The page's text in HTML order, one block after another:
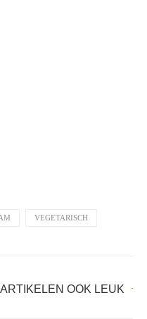
VEGETARISCH
OOK LEUK